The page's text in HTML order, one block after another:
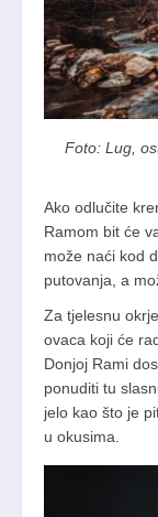
Foto: Lug,
Ako odlučite
Ramom bit će
može naći kod
putovanja, a
Za tjelesnu
ovaca koji će
Donjoj Rami
ponuditi tu
jelo kao što je
u okusima.